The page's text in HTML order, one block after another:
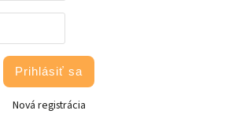
Prihlásiť sa
Nová registrácia